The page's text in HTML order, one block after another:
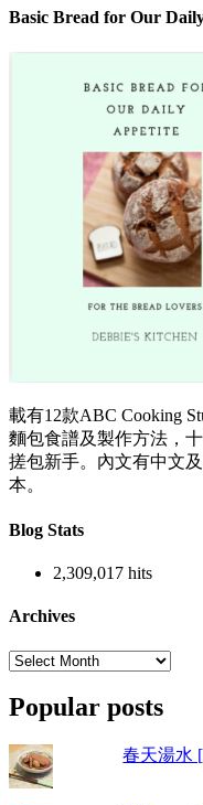
Basic Bread for Our
載有12款ABC Cooking
麵包食譜及製作方法，
搓包新手。內文有中文
本。
Blog Stats
2,309,017 hits
Archives
Archives
Popular posts
春天湯水